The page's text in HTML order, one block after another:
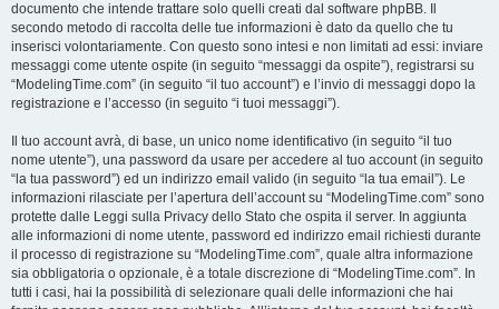
documento che intende trattare solo quelli creati dal software phpBB. Il
secondo metodo di raccolta delle tue informazioni è dato da quello che tu
inserisci volontariamente. Con questo sono intesi e non limitati ad essi: inviare
messaggi come utente ospite (in seguito “messaggi da ospite”), registrarsi su
“ModelingTime.com” (in seguito “il tuo account”) e l’invio di messaggi dopo la
registrazione e l’accesso (in seguito “i tuoi messaggi”).
Il tuo account avrà, di base, un unico nome identificativo (in seguito “il tuo
nome utente”), una password da usare per accedere al tuo account (in seguito
“la tua password”) ed un indirizzo email valido (in seguito “la tua email”). Le
informazioni rilasciate per l’apertura dell’account su “ModelingTime.com” sono
protette dalle Leggi sulla Privacy dello Stato che ospita il server. In aggiunta
alle informazioni di nome utente, password ed indirizzo email richiesti durante
il processo di registrazione su “ModelingTime.com”, quale altra informazione
sia obbligatoria o opzionale, è a totale discrezione di “ModelingTime.com”. In
tutti i casi, hai la possibilità di selezionare quali delle informazioni che hai